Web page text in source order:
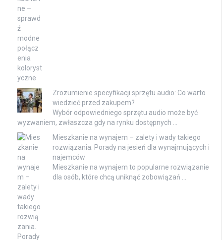
Zrozumienie specyfikacji sprzętu audio: Co warto
wiedzieć przed zakupem?
Wybór odpowiedniego sprzętu audio może być
wyzwaniem, zwłaszcza gdy na rynku dostępnych …
Mieszkanie na wynajem – zalety i wady takiego
rozwiązania. Porady na jesień dla wynajmujących i
najemców
Mieszkanie na wynajem to popularne rozwiązanie
dla osób, które chcą uniknąć zobowiązań …